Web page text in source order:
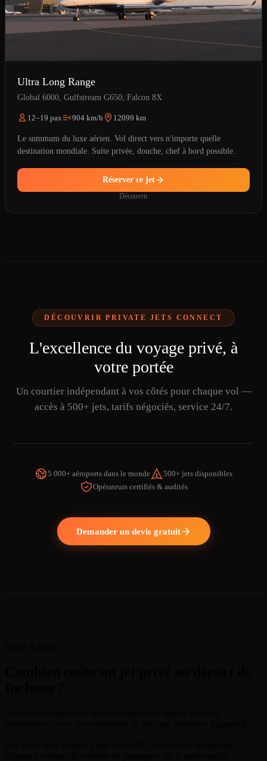
Ultra Long Range
Global 6000, Gulfstream G650, Falcon 8X
12–19 pax 904 km/h 12099 km
Le summum du luxe aérien. Vol direct vers n'importe quelle
destination mondiale. Suite privée, douche, chef à bord possible.
Réserver ce jet
Découvrir
DÉCOUVRIR PRIVATE JETS CONNECT
L'excellence du voyage privé, à
votre portée
Un courtier indépendant à vos côtés pour chaque vol —
accès à 500+ jets, tarifs négociés, service 24/7.
REGARDER LA VIDÉO
5 000+ aéroports dans le monde
500+ jets disponibles
Opérateurs certifiés & audités
Demander un devis gratuit